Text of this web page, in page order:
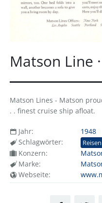
Matson Line
Matson Lines - Matson
. . finest cruise ship afloat.
Jahr:
1948
Schlagwörter:
Konzern:
Marke:
Webseite: